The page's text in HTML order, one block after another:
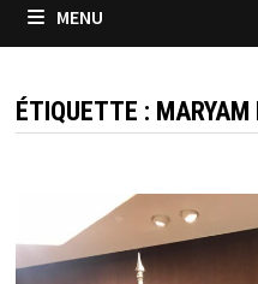
MENU
ÉTIQUETTE : MARYAM